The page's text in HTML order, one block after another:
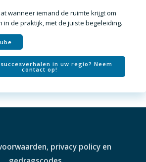
wanneer iemand de ruimte krijgt om
in de praktijk, met de juiste begeleiding.
in uw regio? Neem
contact op!
privacy policy en